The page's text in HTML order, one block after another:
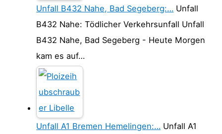
Unfall B432 Nahe, Bad Segeberg:… Unfall
B432 Nahe: Tödlicher Verkehrsunfall Unfall
B432 Nahe, Bad Segeberg - Heute Morgen
kam es auf…
Unfall A1 Bremen Hemelingen:… Unfall A1